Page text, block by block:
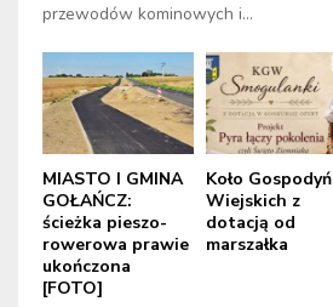
przewodów kominowych i...
MIASTO I GMINA
GOŁAŃCZ:
ścieżka pieszo-
rowerowa prawie
ukończona
[FOTO]
Koło Gospodyń
Wiejskich z
dotacją od
marszałka